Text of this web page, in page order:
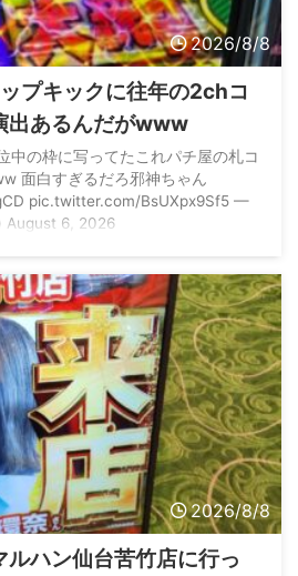
2026/8/8
プキックに往年の2chコ
出あるんだがwww
中の枠に写ってたこれパチ屋の札コ
面白すぎるだろ邪神ちゃん
pic.twitter.com/BsUXpx9Sf5 —
August 6, 2026
2026/8/8
ハン仙台苦竹店に行っ